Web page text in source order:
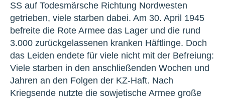
SS auf Todesmärsche Richtung Nordwesten
getrieben, viele starben dabei. Am 30. April 1945
befreite die Rote Armee das Lager und die rund
3.000 zurückgelassenen kranken Häftlinge. Doch
das Leiden endete für viele nicht mit der Befreiung:
Viele starben in den anschließenden Wochen und
Jahren an den Folgen der KZ-Haft. Nach
Kriegsende nutzte die sowjetische Armee große